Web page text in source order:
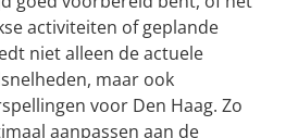
activiteiten of geplande
niet alleen de actuele
maar ook
voor Den Haag. Zo
aanpassen aan de